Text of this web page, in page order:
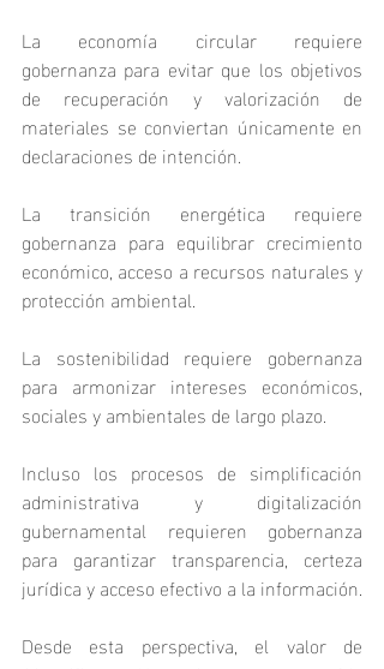
La economía circular requiere
gobernanza para evitar que los objetivos
de recuperación y valorización de
materiales se conviertan únicamente en
declaraciones de intención.
La transición energética requiere
gobernanza para equilibrar crecimiento
económico, acceso a recursos naturales y
protección ambiental.
La sostenibilidad requiere gobernanza
para armonizar intereses económicos,
sociales y ambientales de largo plazo.
Incluso los procesos de simplificación
administrativa y digitalización
gubernamental requieren gobernanza
para garantizar transparencia, certeza
jurídica y acceso efectivo a la información.